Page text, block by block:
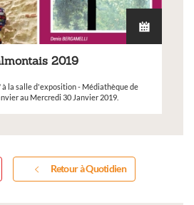
2019
la salle d'exposition - Médiathèque de
au Mercredi 30 Janvier 2019.
Retour à Quotidien